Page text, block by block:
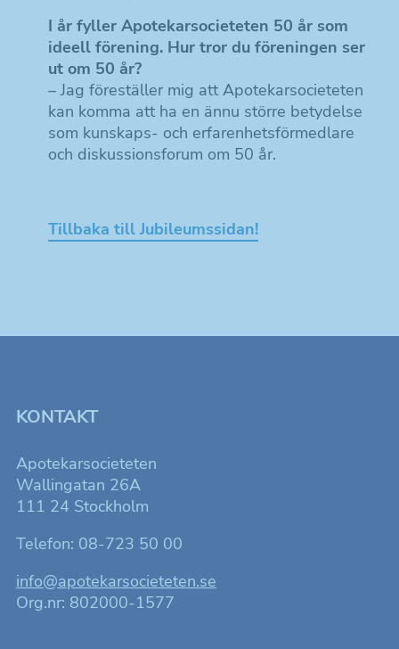
I år fyller Apotekarsocieteten 50 år som
ideell förening. Hur tror du föreningen ser
ut om 50 år?
– Jag föreställer mig att Apotekarsocieteten
kan komma att ha en ännu större betydelse
som kunskaps- och erfarenhetsförmedlare
och diskussionsforum om 50 år.
Tillbaka till Jubileumssidan!
KONTAKT
Apotekarsocieteten
Wallingatan 26A
111 24 Stockholm
Telefon: 08-723 50 00
info@apotekarsocieteten.se
Org.nr: 802000-1577